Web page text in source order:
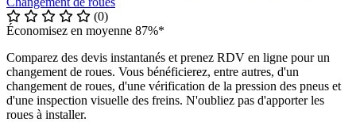
(0)
Économisez en moyenne 87%*
Comparez des devis instantanés et prenez RDV en ligne pour un
changement de roues. Vous bénéficierez, entre autres, d'un
changement de roues, d'une vérification de la pression des pneus et
d'une inspection visuelle des freins. N'oubliez pas d'apporter les
roues à installer.